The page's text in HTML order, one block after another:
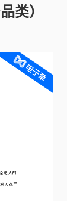
面向企业和
的加密方式
类）